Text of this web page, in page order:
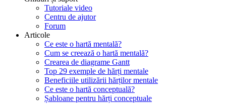
Tutoriale video
Centru de ajutor
Forum
Articole
Ce este o hartă mentală?
Cum se creează o hartă mentală?
Crearea de diagrame Gantt
Top 29 exemple de hărți mentale
Beneficiile utilizării hărților mentale
Ce este o hartă conceptuală?
Șabloane pentru hărți conceptuale